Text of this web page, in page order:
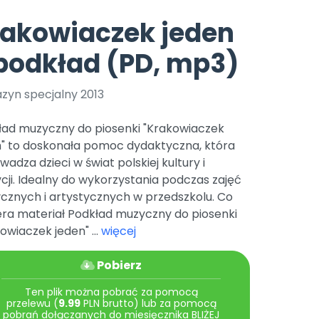
Archiwalne numery
Pomoc
Nowości
Zapowiedzi
Promocje
czerwca 2024 r. uzyskała
r. Nr decyzji:
Online.
Bliżej Pieska
Pomoc zwierzętom
Książka (dla) Przedszkolaka
Promowanie czytelnictwa
TikTok
Zobacz nas na TikToku
YouTube
jeden
(PD, mp3)
specjalny 2013
muzyczny do piosenki "Krakowiaczek
to doskonała pomoc dydaktyczna, która
dzieci w świat polskiej kultury i
Idealny do wykorzystania podczas zajęć
i artystycznych w przedszkolu. Co
materiał Podkład muzyczny do piosenki
jeden" ... więcej
Pobierz
Ten plik można pobrać za pomocą
przelewu (9.99PLN brutto) lub za pomocą
pobrań dołączanych do miesięcznika BLIŻEJ